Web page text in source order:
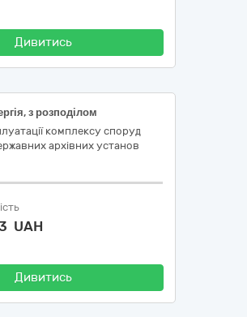
Дивитись
з розподілом
комплексу споруд
архівних установ
UAH
Дивитись